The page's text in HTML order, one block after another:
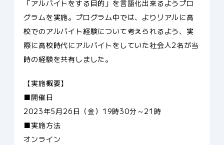
「アルバイトをする目的」を言語化出来るようプロ
グラムを実施。プログラム中では、よりリアルに高
校でのアルバイト経験について考えられるよう、実
際に高校時代にアルバイトをしていた社会人2名が当
時の経験を共有しました。
【実施概要】
■開催日
2023年5月26日（金）19時30分～21時
■実施方法
オンライン